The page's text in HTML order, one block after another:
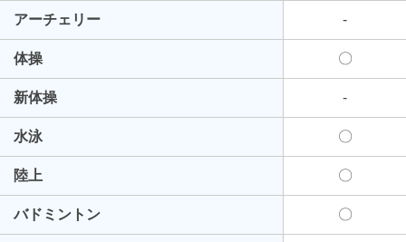
アーチェリー -
体操 〇
新体操 -
水泳 〇
陸上 〇
バドミントン 〇